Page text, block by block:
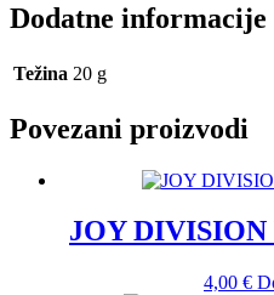
Dodatne informacije
Težina 20 g
Povezani proizvodi
JOY DIVISION
4,00 €